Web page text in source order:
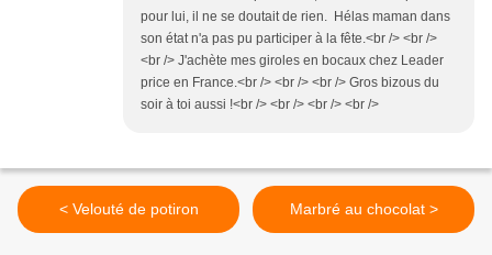
pour lui, il ne se doutait de rien. Hélas maman dans
son état n'a pas pu participer à la fête.<br /> <br />
<br /> J'achète mes giroles en bocaux chez Leader
price en France.<br /> <br /> <br /> Gros bizous du
soir à toi aussi !<br /> <br /> <br /> <br />
< Velouté de potiron Marbré au chocolat >